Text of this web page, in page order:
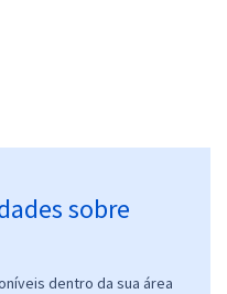
sobre
dentro da sua área